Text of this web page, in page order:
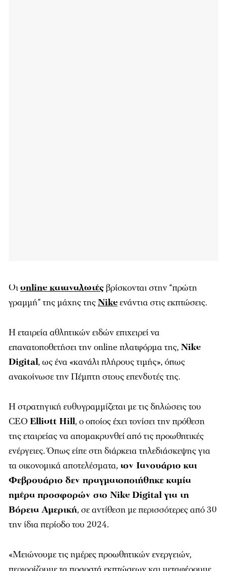
Οιonline καταναλωτέςβρίσκονται στην “πρώτη
γραμμή” της μάχης τηςNikeενάντια στις εκπτώσεις.
Η εταιρεία αθλητικών ειδών επιχειρεί να
επανατοποθετήσει την online πλατφόρμα της, Nike
Digital, ως ένα «κανάλι πλήρους τιμής», όπως
ανακοίνωσε την Πέμπτη στους επενδυτές της.
Η στρατηγική ευθυγραμμίζεται με τις δηλώσεις του
CEO Elliott Hill, ο οποίος έχει τονίσει την πρόθεση
της εταιρείας να απομακρυνθεί από τις προωθητικές
ενέργειες. Όπως είπε στη διάρκεια τηλεδιάσκεψης για
τα οικονομικά αποτελέσματα, τον Ιανουάριο και
Φεβρουάριο δεν πραγματοποιήθηκε καμία
ημέρα προσφορών στο Nike Digital για τη
Βόρεια Αμερική, σε αντίθεση με περισσότερες από 30
την ίδια περίοδο του 2024.
«Μειώνουμε τις ημέρες προωθητικών ενεργειών,